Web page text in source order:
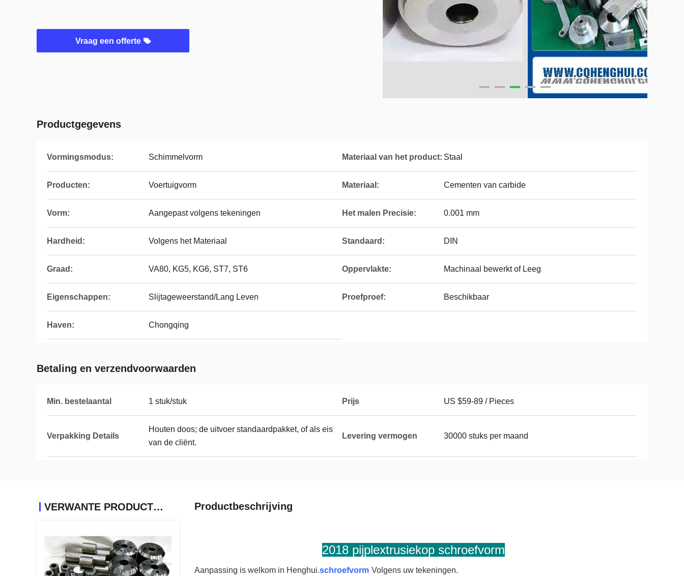
Vraag een offerte
Productgegevens
Vormingsmodus: Schimmelvorm Materiaal van het product: Staal
Producten: Voertuigvorm Materiaal: Cementen van carbide
Vorm: Aangepast volgens tekeningen Het malen Precisie: 0.001 mm
Hardheid: Volgens het Materiaal Standaard: DIN
Graad: VA80, KG5, KG6, ST7, ST6 Oppervlakte: Machinaal bewerkt of Leeg
Eigenschappen: Slijtageweerstand/Lang Leven Proefproef: Beschikbaar
Haven: Chongqing
Betaling en verzendvoorwaarden
Min. bestelaantal 1 stuk/stuk Prijs US $59-89 / Pieces
Verpakking Details
Houten doos; de uitvoer standaardpakket, of als eis
van de cliënt.
Levering vermogen 30000 stuks per maand
VERWANTE PRODUCTEN Productbeschrijving
2018 pijplextrusiekop schroefvorm
Aanpassing is welkom in Henghui.schroefvorm Volgens uw tekeningen.